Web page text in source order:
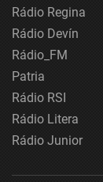
Rádio Regina
Rádio Devín
Rádio_FM
Patria
Rádio RSI
Rádio Litera
Rádio Junior